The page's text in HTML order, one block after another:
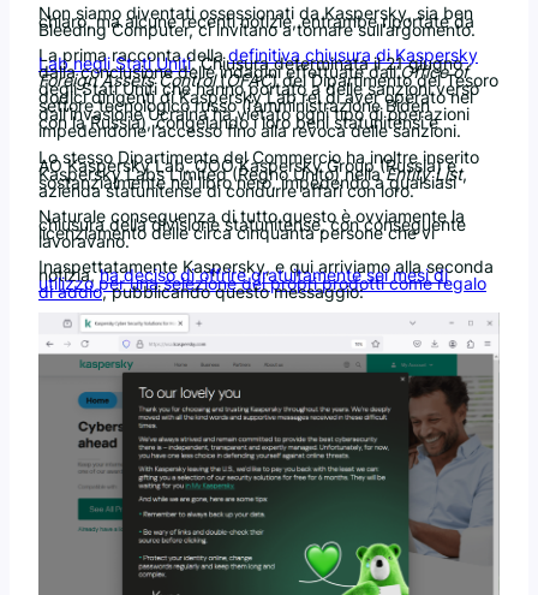
Non siamo diventati ossessionati da Kaspersky, sia ben
chiaro, ma alcune recenti notizie, entrambe riportate da
Bleeding Computer, ci invitano a tornare sull’argomento.
La prima racconta delladefinitiva chiusura di Kaspersky
Lab negli Stati Uniti. Chiusura determinata il 21 giugno
dalla conclusione delle indagini effettuate dall’Office of
Foreign Assets Control(OFAC) del Dipartimento del Tesoro
degli Stati Uniti che hanno portato a delle sanzioni verso
dodici dirigenti di Kaspersky Lab rei di aver operato nel
settore tecnologico russo (l’amministrazione Biden
dall’invasione Ucraina ha vietato ogni tipo di operazioni
con la Russia), congelando i loro beni statunitensi e
impedendone l’accesso fino alla revoca delle sanzioni.
Lo stesso Dipartimento del Commercio ha inoltre inserito
AO Kaspersky Lab, OOO Kaspersky Group (Russia) e
Kaspersky Labs Limited (Regno Unito) nellaEntity List,
sostanzialmente nel libro nero, impedendo a qualsiasi
azienda statunitense di condurre affari con loro.
Naturale conseguenza di tutto questo è ovviamente la
chiusura della divisione statunitense, con conseguente
licenziamento delle circa cinquanta persone che vi
lavoravano.
Inaspettatamente Kaspersky, e qui arriviamo alla seconda
notizia,ha deciso di offrire gratuitamente sei mesi di
utilizzo per una selezione dei propri prodotti come regalo
di addio, pubblicando questo messaggio: